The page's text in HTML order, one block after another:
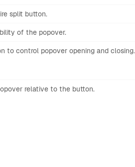
split button.
of the popover.
to control popover opening and closing.
relative to the button.